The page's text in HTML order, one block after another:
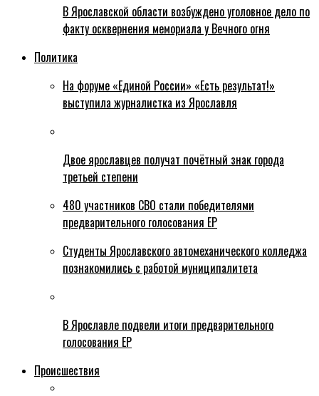
В Ярославской области возбуждено уголовное дело по
факту осквернения мемориала у Вечного огня
Политика
На форуме «Единой России» «Есть результат!»
выступила журналистка из Ярославля
Двое ярославцев получат почётный знак города
третьей степени
480 участников СВО стали победителями
предварительного голосования ЕР
Студенты Ярославского автомеханического колледжа
познакомились с работой муниципалитета
В Ярославле подвели итоги предварительного
голосования ЕР
Происшествия